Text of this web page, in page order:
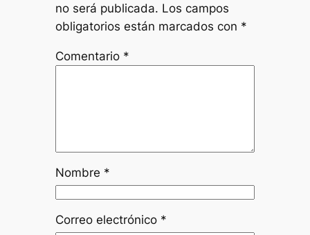
no será publicada. Los campos
obligatorios están marcados con *
Comentario *
Nombre *
Correo electrónico *